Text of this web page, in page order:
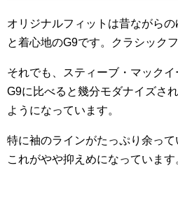
オリジナルフィットは昔ながら
と着心地のG9です。クラシック
それでも、スティーブ・マック
G9に比べると幾分モダナイズさ
ようになっています。
特に袖のラインがたっぷり余って
これがやや抑えめになっています